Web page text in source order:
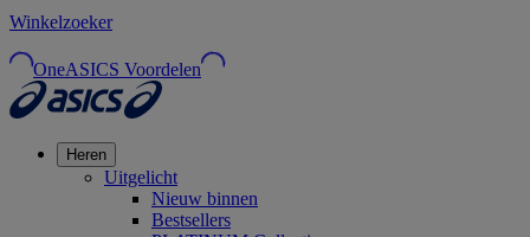
Winkelzoeker
OneASICS Voordelen
Heren
Uitgelicht
Nieuw binnen
Bestsellers